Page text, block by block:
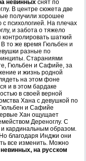
невинных снят по
В центре сюжета две
получили хорошее
психологией. На плечах
и забота о тяжело
шаткий
то же время Гюльбен и
разные по
Стараниями
Гюльбен и Сафийе, за
и жизнь родной
на этом фоне
и в этом бардаке
в своей верной
Хана с девушкой по
и Сафийе
Хан ощущает
Дереноглу. С
кардинальным образом.
благодаря Инджи они
все изменить. Можно
на русском